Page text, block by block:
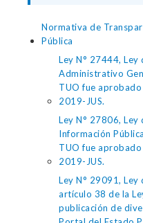
Normativa de
Pública
Ley N° 27444,
Administrativo
TUO fue
2019-JUS.
Ley N° 27806, Ley
Información
TUO fue
2019-JUS.
Ley N° 29091,
artículo 38 de la
publicación de